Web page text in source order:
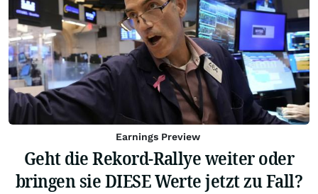
Earnings Preview
Geht die Rekord-Rallye weiter oder
bringen sie DIESE Werte jetzt zu Fall?